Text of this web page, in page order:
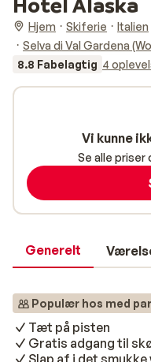
Hjem Skiferie Italien
Selva di Val Gardena
8.8 Fabelagtig 4
Generelt
Populær hos med
Tæt på pisten
Gratis adgang til
Slap af i det
Vi kunne
Se alle priser